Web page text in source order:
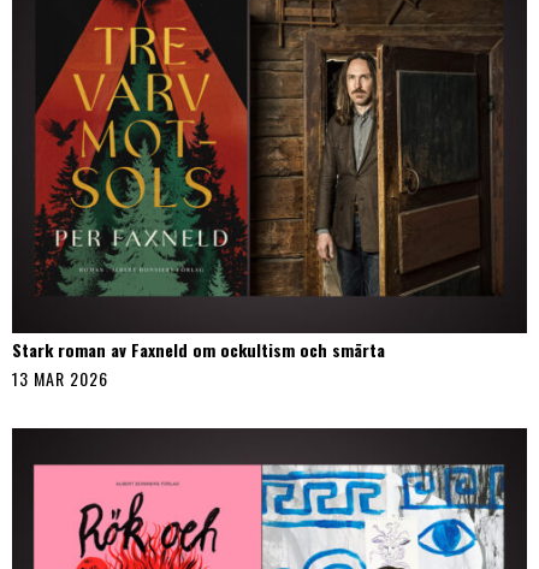
Stark roman av Faxneld om ockultism och smärta
13 MAR 2026